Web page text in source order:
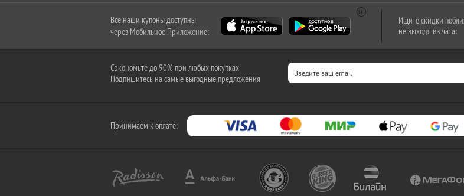
Все наши купоны доступны
через Мобильное Приложение:
Ищите скидки
не выходя из чата:
Сэкономьте до 90% при любых покупках
Подпишитесь на самые выгодные предложения
Принимаем к оплате: